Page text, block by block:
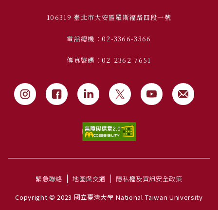
106319 臺北市大安區羅斯福路四段一號
電話總機：02-3366-3366
傳真號碼：02-2362-7651
緊急聯絡 地圖與交通
隱私權及資訊安全政策
Copyright © 2023 國立臺灣大學 National Taiwan University